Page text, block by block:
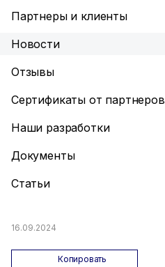
Партнеры и клиенты
Новости
Отзывы
Сертификаты от партнеров
Наши разработки
Документы
Статьи
16.09.2024
Копировать